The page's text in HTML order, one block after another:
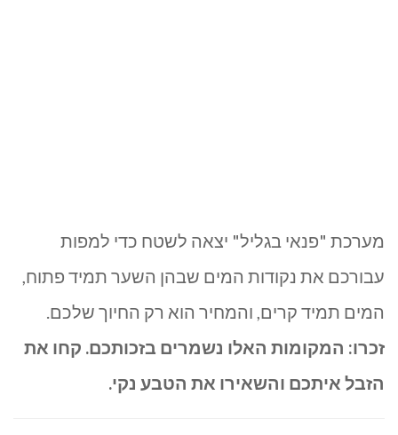
מערכת "פנאי בגליל" יצאה לשטח כדי למפות
עבורכם את נקודות המים שבהן השער תמיד פתוח,
המים תמיד קרים, והמחיר הוא רק החיוך שלכם.
זכרו: המקומות האלו נשמרים בזכותכם. קחו את
הזבל איתכם והשאירו את הטבע נקי.